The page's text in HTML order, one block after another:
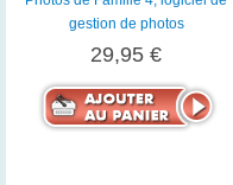
gestion de photos
29,95 €